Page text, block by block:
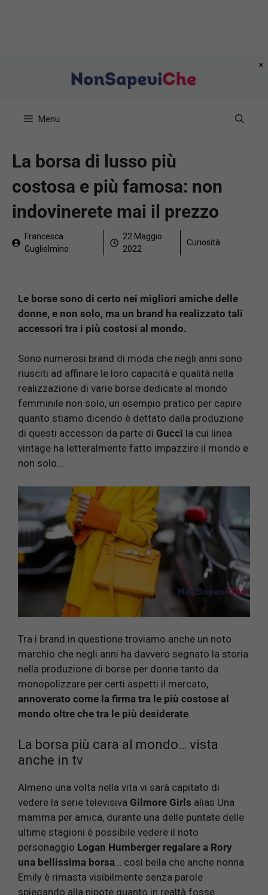
Menu
La borsa di lusso più
costosa e più famosa: non
indovinerete mai il prezzo
Francesca
Guglielmino
22 Maggio
2022
Curiosità
Le borse sono di certo nei migliori amiche delle
donne, e non solo, ma un brand ha realizzato tali
accessori tra i più costosi al mondo.
Sono numerosi brand di moda che negli anni sono
riusciti ad affinare le loro capacità e qualità nella
realizzazione di varie borse dedicate al mondo
femminile non solo, un esempio pratico per capire
quanto stiamo dicendo è dettato dalla produzione
di questi accessori da parte di Gucci la cui linea
vintage ha letteralmente fatto impazzire il mondo e
non solo…
Tra i brand in questione troviamo anche un noto
marchio che negli anni ha davvero segnato la storia
nella produzione di borse per donne tanto da
monopolizzare per certi aspetti il mercato,
annoverato come la firma tra le più costose al
mondo oltre che tra le più desiderate.
La borsa più cara al mondo… vista
anche in tv
Almeno una volta nella vita vi sarà capitato di
vedere la serie televisiva Gilmore Girls alias Una
mamma per amica, durante una delle puntate delle
ultime stagioni è possibile vedere il noto
personaggio Logan Humberger regalare a Rory
una bellissima borsa … così bella che anche nonna
Emily è rimasta visibilmente senza parole
spiegando alla nipote quanto in realtà fosse